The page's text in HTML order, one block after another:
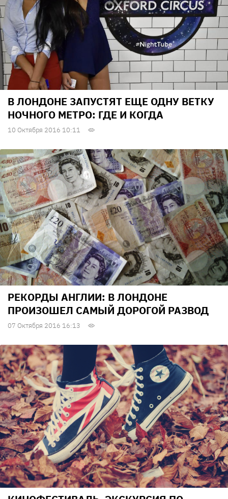
В ЛОНДОНЕ ЗАПУСТЯТ ЕЩЕ ОДНУ ВЕТКУ
НОЧНОГО МЕТРО: ГДЕ И КОГДА
10 Октября 2016 10:11
РЕКОРДЫ АНГЛИИ: В ЛОНДОНЕ
ПРОИЗОШЕЛ САМЫЙ ДОРОГОЙ РАЗВОД
07 Октября 2016 16:13